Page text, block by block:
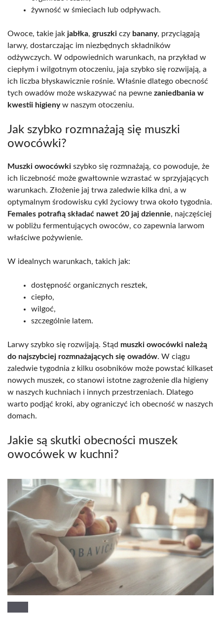
żywność w śmieciach lub odpływach.
Owoce, takie jak jabłka, gruszki czy banany, przyciągają
larwy, dostarczając im niezbędnych składników
odżywczych. W odpowiednich warunkach, na przykład w
ciepłym i wilgotnym otoczeniu, jaja szybko się rozwijają, a
ich liczba błyskawicznie rośnie. Właśnie dlatego obecność
tych owadów może wskazywać na pewne zaniedbania w
kwestii higienyw naszym otoczeniu.
Jak szybko rozmnażają się muszki
owocówki?
Muszki owocówki szybko się rozmnażają, co powoduje, że
ich liczebność może gwałtownie wzrastać w sprzyjających
warunkach. Złożenie jaj trwa zaledwie kilka dni, a w
optymalnym środowisku cykl życiowy trwa około tygodnia.
Females potrafią składać nawet 20 jaj dziennie, najczęściej
w pobliżu fermentujących owoców, co zapewnia larwom
właściwe pożywienie.
W idealnych warunkach, takich jak:
dostępność organicznych resztek,
ciepło,
wilgoć,
szczególnie latem.
Larwy szybko się rozwijają. Stąd muszki owocówki należą
do najszybciej rozmnażających się owadów. W ciągu
zaledwie tygodnia z kilku osobników może powstać kilkaset
nowych muszek, co stanowi istotne zagrożenie dla higieny
w naszych kuchniach i innych przestrzeniach. Dlatego
warto podjąć kroki, aby ograniczyć ich obecność w naszych
domach.
Jakie są skutki obecności muszek
owocówek w kuchni?